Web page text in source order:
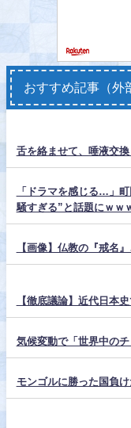
おすすめ記事（外
舌を絡ませて、唾液交
「ドラマを感じる…」
騒すぎる”と話題にｗｗ
【画像】仏教の『戒名
【徹底議論】近代日本
気候変動で「世界中の
モンゴルに勝った国負け